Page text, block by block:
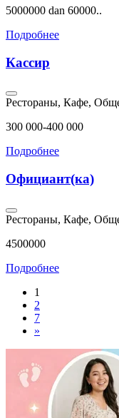
5000000 dan 60000..
Подробнее
Кассир
Рестораны, Кафе,
300 000-400 000
Подробнее
Официант(ка)
Рестораны, Кафе,
4500000
Подробнее
1
2
7
»